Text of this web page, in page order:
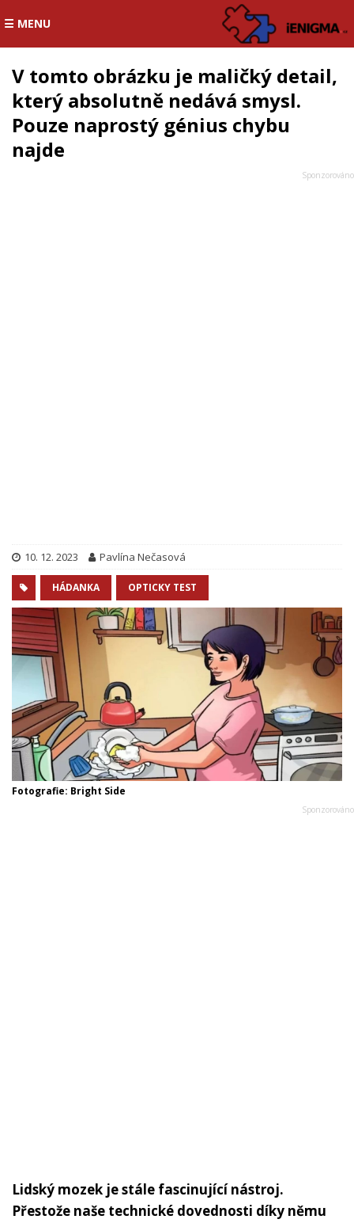
☰ MENU
V tomto obrázku je maličký detail,
který absolutně nedává smysl.
Pouze naprostý génius chybu
najde
10. 12. 2023 Pavlína Nečasová
HÁDANKA OPTICKY TEST
Fotografie: Bright Side
Lidský mozek je stále fascinující nástroj.
Přestože naše technické dovednosti díky němu